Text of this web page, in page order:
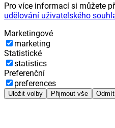
Pro více informací si můžete
udělování uživatelského
Marketingové
marketing
Statistické
statistics
Preferenční
preferences
Uložit volby Přijmout vše